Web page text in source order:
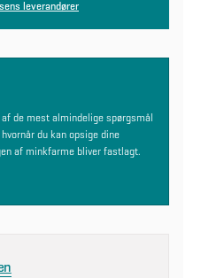
leverandører
de mest almindelige spørgsmål
du kan opsige dine
af minkfarme bliver fastlagt.